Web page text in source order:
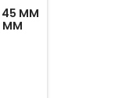
45 MM
MM